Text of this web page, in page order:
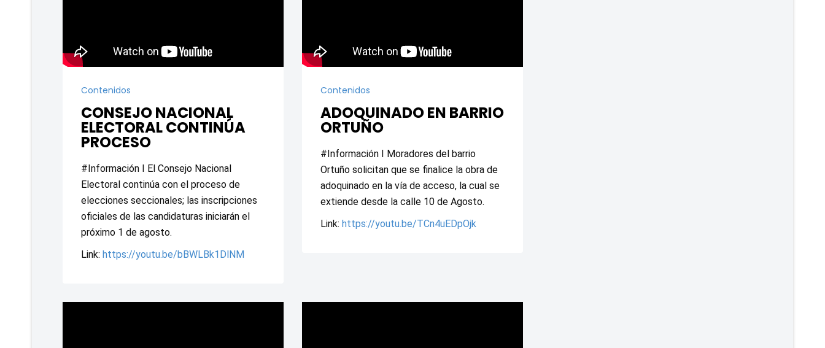
Contenidos
CONSEJO NACIONAL
ELECTORAL CONTINÚA
PROCESO
#Información I El Consejo Nacional
Electoral continúa con el proceso de
elecciones seccionales; las inscripciones
oficiales de las candidaturas iniciarán el
próximo 1 de agosto.
Link: https://youtu.be/bBWLBk1DlNM
Contenidos
ADOQUINADO EN BARRIO
ORTUÑO
#Información I Moradores del barrio
Ortuño solicitan que se finalice la obra de
adoquinado en la vía de acceso, la cual se
extiende desde la calle 10 de Agosto.
Link: https://youtu.be/TCn4uEDpOjk